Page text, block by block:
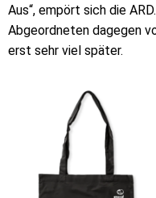
Aus“, empört sich die
Abgeordneten dagegen
erst sehr viel später.